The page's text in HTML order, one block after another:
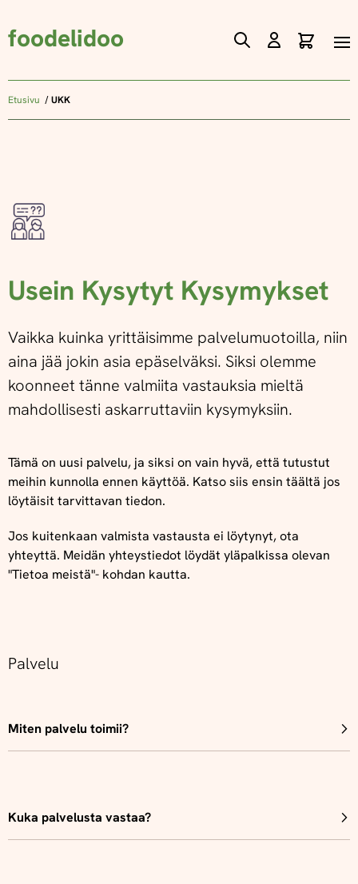
foodelidoo
Skip
Content
Etusivu UKK
Usein Kysytyt Kysymykset
Vaikka kuinka yrittäisimme palvelumuotoilla, niin
aina jää jokin asia epäselväksi. Siksi olemme
koonneet tänne valmiita vastauksia mieltä
mahdollisesti askarruttaviin kysymyksiin.
Tämä on uusi palvelu, ja siksi on vain hyvä, että tutustut
meihin kunnolla ennen käyttöä. Katso siis ensin täältä jos
löytäisit tarvittavan tiedon.
Jos kuitenkaan valmista vastausta ei löytynyt, ota
yhteyttä. Meidän yhteystiedot löydät yläpalkissa olevan
"Tietoa meistä"- kohdan kautta.
Palvelu
Miten palvelu toimii?
Kuka palvelusta vastaa?